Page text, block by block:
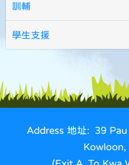
訓輔
學生支援
Address 地址: 39